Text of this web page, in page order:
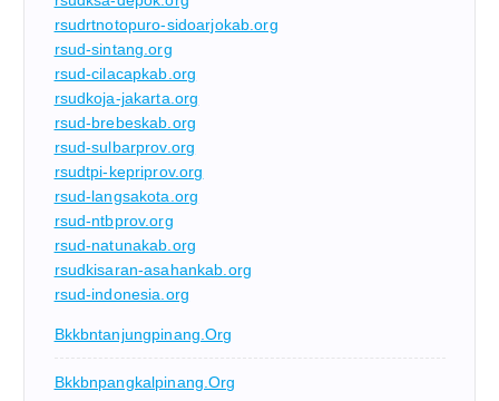
rsudrtnotopuro-sidoarjokab.org
rsud-sintang.org
rsud-cilacapkab.org
rsudkoja-jakarta.org
rsud-brebeskab.org
rsud-sulbarprov.org
rsudtpi-kepriprov.org
rsud-langsakota.org
rsud-ntbprov.org
rsud-natunakab.org
rsudkisaran-asahankab.org
rsud-indonesia.org
Bkkbntanjungpinang.org
Bkkbnpangkalpinang.org